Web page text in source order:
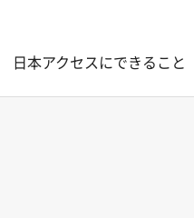
日本アクセスにできること